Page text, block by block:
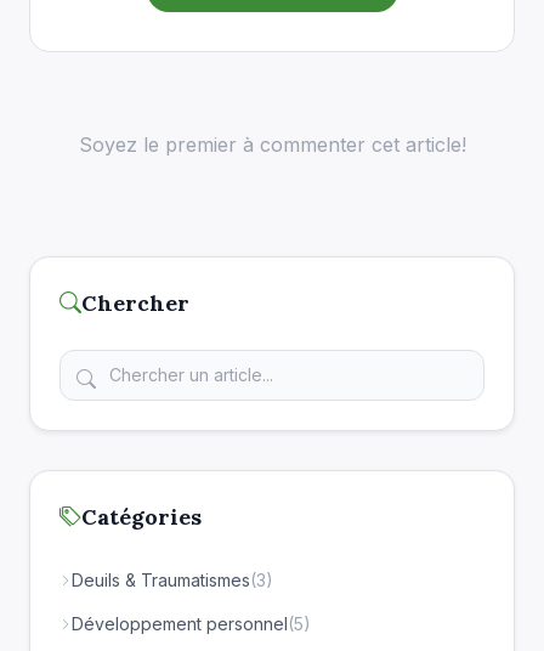
Soyez le premier à commenter cet article!
Chercher
Catégories
Deuils & Traumatismes(3)
Développement personnel(5)